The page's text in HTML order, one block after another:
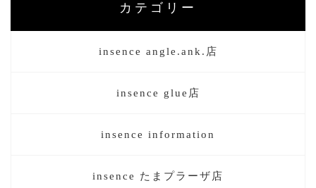
カテゴリー
insence angle.ank.店
insence glue店
insence information
insence たまプラーザ店